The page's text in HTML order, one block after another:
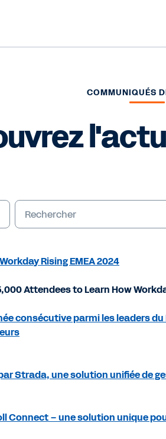
COMMUNIQUÉS
Rising EMEA 2024
Attendees to Learn How
consécutive parmi les leaders
Strada, une solution unifiée de
Connect – une solution unique